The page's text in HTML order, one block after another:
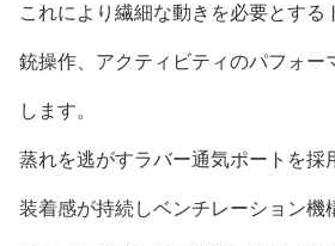
これにより繊細な動きを必要とする
銃操作、アクティビティのパフォー
します。
蒸れを逃がすラバー通気ポートを採
装着感が持続しベンチレーション機